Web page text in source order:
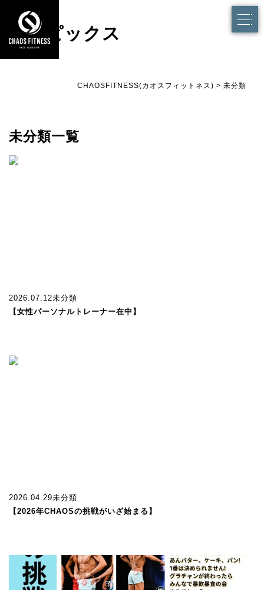
トピックス
CHAOSFITNESS(カオスフィットネス) > 未分類
未分類一覧
2026.07.12未分類
【女性パーソナルトレーナー在中】
2026.04.29未分類
【2026年CHAOSの挑戦がいざ始まる】